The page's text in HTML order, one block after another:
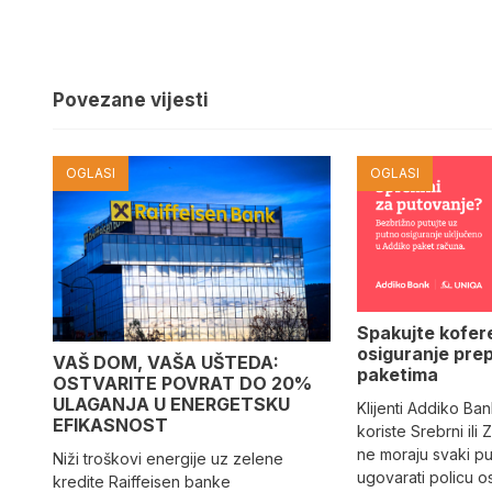
Povezane vijesti
OGLASI
VAŠ DOM, VAŠA UŠTEDA:
OSTVARITE POVRAT DO 20%
ULAGANJA U ENERGETSKU
EFIKASNOST
Niži troškovi energije uz zelene
kredite Raiffeisen banke
OGLASI
Spakujte
osiguranje
paketima
Klijenti Addiko
koriste Srebrni ili
ne moraju svaki
ugovarati policu